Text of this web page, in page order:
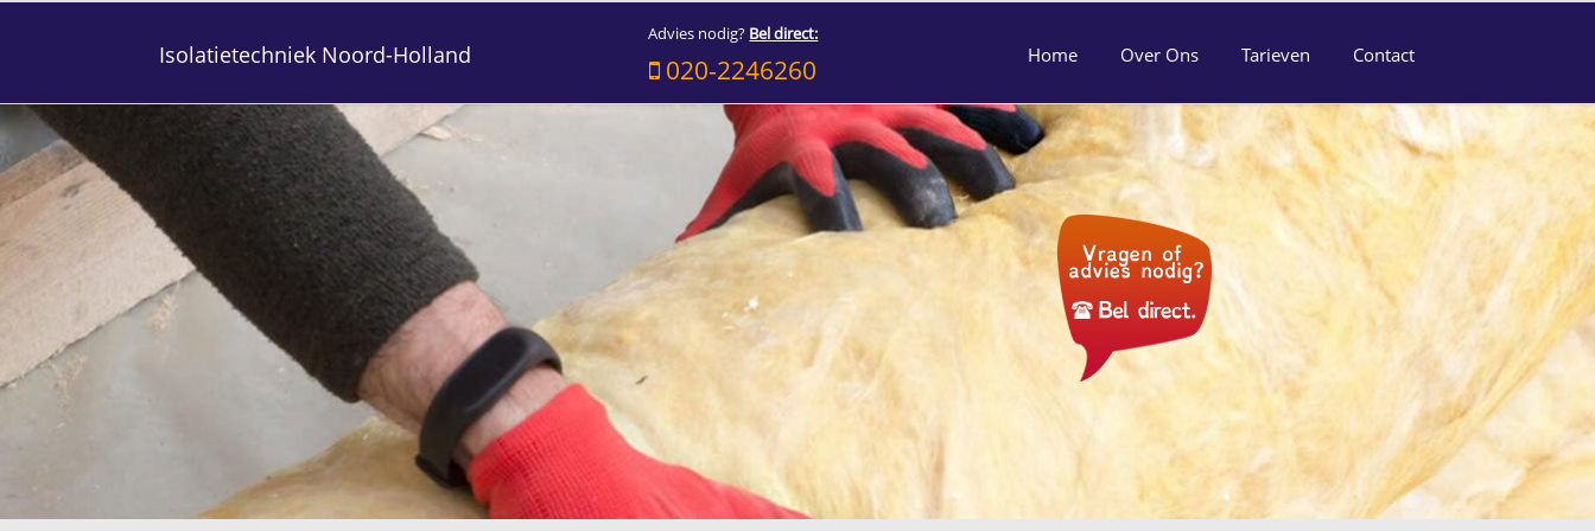
Isolatietechniek Noord-Holland
Advies nodig? Bel direct:
020-2246260 Home Over Ons Tarieven Contact